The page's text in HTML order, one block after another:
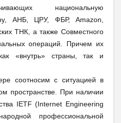
национальную
АНБ, ЦРУ, ФБР, Amazon
ТНК, а также Совместного
операций. Причем их
«внутрь» страны, так и
соотносим с ситуацией в
пространстве. При наличии
IETF (Internet Engineering
профессиональной